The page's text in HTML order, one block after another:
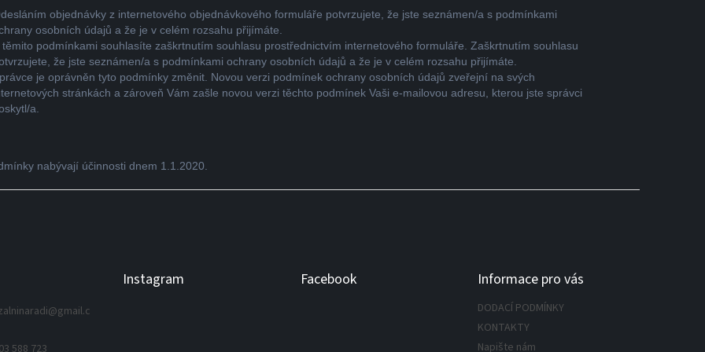
objednávky z internetového objednávkového formuláře potvrzujete, že jste seznámen/a s podmínkami
osobních údajů a že je v celém rozsahu přijímáte.
těmito podmínkami souhlasíte zaškrtnutím souhlasu prostřednictvím internetového formuláře. Zaškrtnutím souhlasu
že jste seznámen/a s podmínkami ochrany osobních údajů a že je v celém rozsahu přijímáte.
je oprávněn tyto podmínky změnit. Novou verzi podmínek ochrany osobních údajů zveřejní na svých
stránkách a zároveň Vám zašle novou verzi těchto podmínek Vaši e-mailovou adresu, kterou jste správci
a.
nabývají účinnosti dnem 1.1.2020.
@gmail.c
588 723
Instagram Facebook Informace pro vás
DODACÍ PODMÍNKY
KONTAKTY
Napište nám